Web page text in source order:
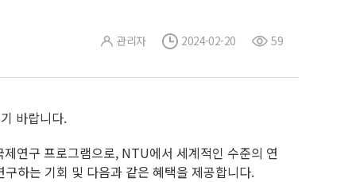
관리자 2024-02-20 59
바랍니다.
연구 프로그램으로, NTU에서 세계적인 수준의 연
하는 기회 및 다음과 같은 혜택을 제공합니다.